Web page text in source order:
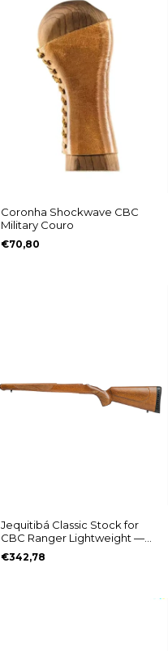
Coronha Shockwave CBC
Military Couro
€70,80
Jequitibá Classic Stock for
CBC Ranger Lightweight —
M3X Edition
€342,78